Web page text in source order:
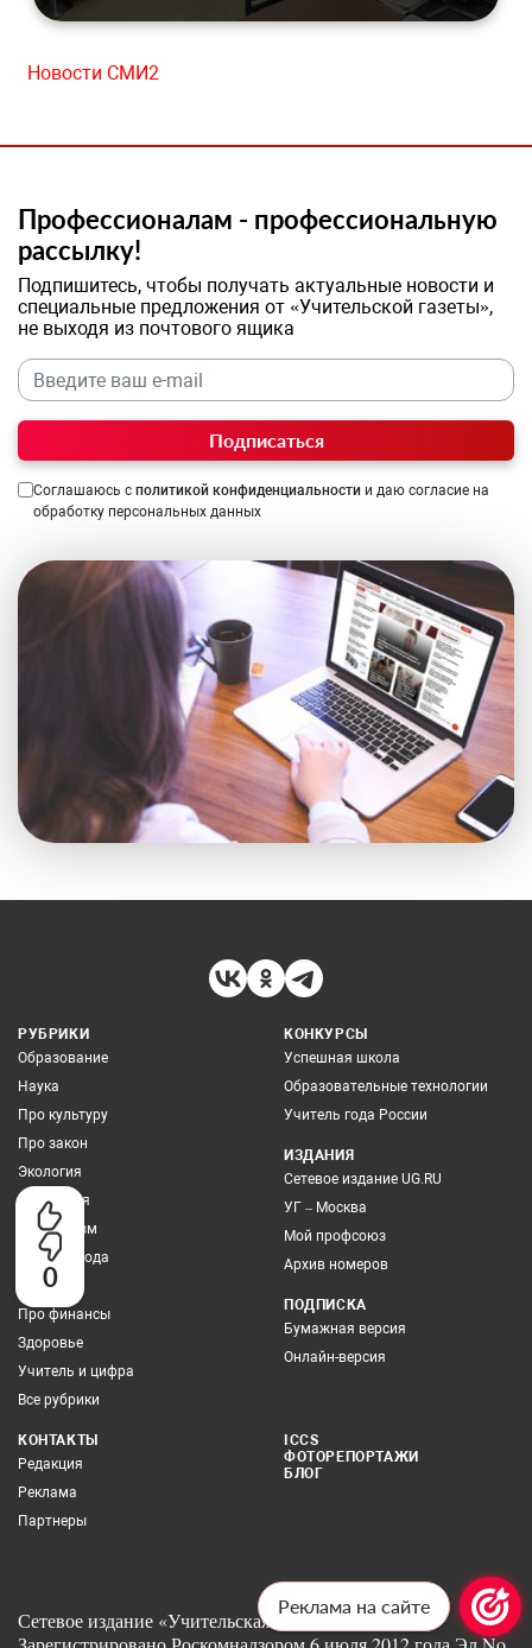
0
Новости СМИ2
Профессионалам - профессиональную
рассылку!
Подпишитесь, чтобы получать актуальные новости и
специальные предложения от «Учительской газеты»,
не выходя из почтового ящика
Подписаться
Соглашаюсь с политикой конфиденциальности и даю согласие на
обработку персональных данных
РУБРИКИ
Образование
Наука
Про культуру
Про закон
Экология
Выбор дня
Про туризм
Учитель года
Грамотей
Про финансы
Здоровье
Учитель и цифра
Все рубрики
КОНКУРСЫ
Успешная школа
Образовательные технологии
Учитель года России
ИЗДАНИЯ
Сетевое издание UG.RU
УГ – Москва
Мой профсоюз
Архив номеров
ПОДПИСКА
Бумажная версия
Онлайн-версия
КОНТАКТЫ
Редакция
Реклама
Партнеры
ICCS
ФОТОРЕПОРТАЖИ
БЛОГ
Сетевое издание «Учительская газета» 12+
Реклама на сайте